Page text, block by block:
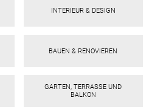
INTERIEUR & DESIGN
BAUEN & RENOVIEREN
GARTEN, TERRASSE UND
BALKON